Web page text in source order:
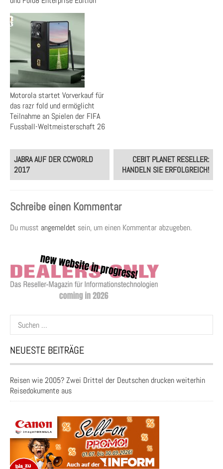
Motorola startet Vorverkauf für
das razr fold und ermöglicht
Teilnahme an Spielen der FIFA
Fussball-Weltmeisterschaft 26
Post
navigation
JABRA AUF DER CCWORLD
2017
CEBIT PLANET RESELLER:
HANDELN SIE ERFOLGREICH!
Schreibe einen Kommentar
Du musst angemeldet sein, um einen Kommentar abzugeben.
Suchen
nach:
NEUESTE BEITRÄGE
Reisen wie 2005? Zwei Drittel der Deutschen drucken weiterhin
Reisedokumente aus